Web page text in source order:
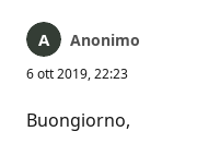
Anonimo
6 ott 2019, 22:23
Buongiorno,